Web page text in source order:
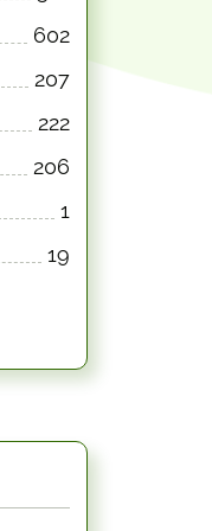
602
207
222
206
1
19